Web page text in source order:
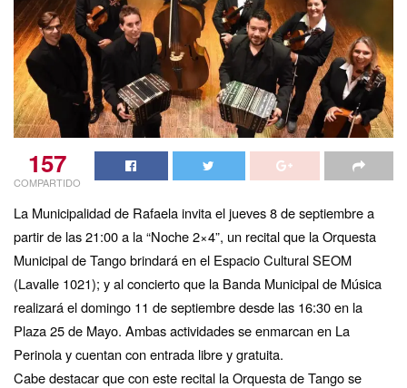
157
COMPARTIDO
La Municipalidad de Rafaela invita el jueves 8 de septiembre a
partir de las 21:00 a la “Noche 2×4”, un recital que la Orquesta
Municipal de Tango brindará en el Espacio Cultural SEOM
(Lavalle 1021); y al concierto que la Banda Municipal de Música
realizará el domingo 11 de septiembre desde las 16:30 en la
Plaza 25 de Mayo. Ambas actividades se enmarcan en La
Perinola y cuentan con entrada libre y gratuita.
Cabe destacar que con este recital la Orquesta de Tango se